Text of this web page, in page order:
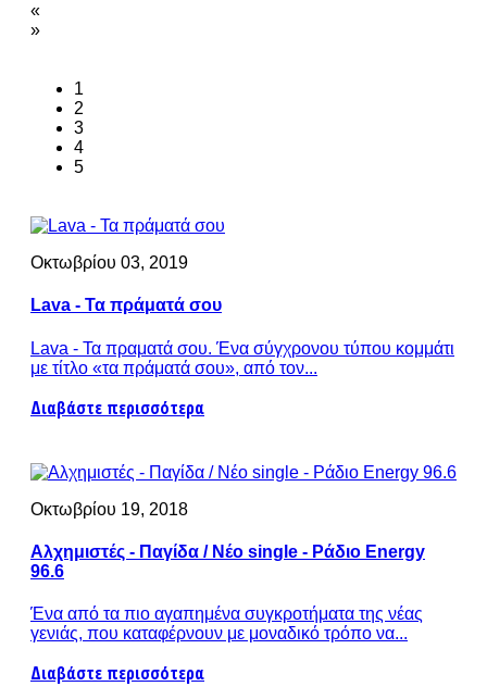
«
»
1
2
3
4
5
Οκτωβρίου 03, 2019
Lava - Τα πράματά σου
Lava - Τα πραματά σου. Ένα σύγχρονου τύπου κομμάτι
με τίτλο «τα πράματά σου», από τον...
Διαβάστε περισσότερα
Οκτωβρίου 19, 2018
Αλχημιστές - Παγίδα / Νέο single - Ράδιο Energy
96.6
Ένα από τα πιο αγαπημένα συγκροτήματα της νέας
γενιάς, που καταφέρνουν με μοναδικό τρόπο να...
Διαβάστε περισσότερα